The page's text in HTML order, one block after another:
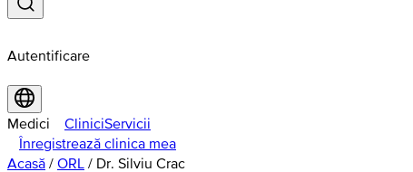
Autentificare
Medici CliniciServicii
Înregistrează clinica mea
Acasă / ORL / Dr. Silviu Crac